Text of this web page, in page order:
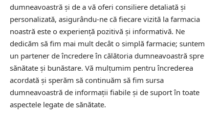
dumneavoastră și de a vă oferi consiliere detaliată și
personalizată, asigurându-ne că fiecare vizită la farmacia
noastră este o experiență pozitivă și informativă. Ne
dedicăm să fim mai mult decât o simplă farmacie; suntem
un partener de încredere în călătoria dumneavoastră spre
sănătate și bunăstare. Vă mulțumim pentru încrederea
acordată și sperăm să continuăm să fim sursa
dumneavoastră de informații fiabile și de suport în toate
aspectele legate de sănătate.